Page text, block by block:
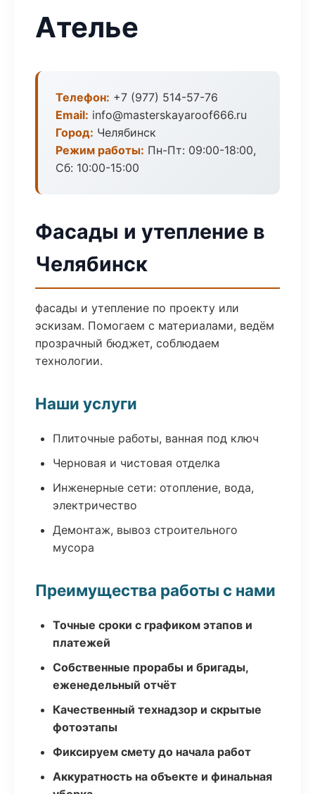
Ателье
Телефон: +7 (977) 514-57-76
Email: info@masterskayaroof666.ru
Город: Челябинск
Режим работы: Пн-Пт: 09:00-18:00,
Сб: 10:00-15:00
Фасады и утепление в
Челябинск
фасады и утепление по проекту или
эскизам. Помогаем с материалами, ведём
прозрачный бюджет, соблюдаем
технологии.
Наши услуги
Плиточные работы, ванная под ключ
Черновая и чистовая отделка
Инженерные сети: отопление, вода,
электричество
Демонтаж, вывоз строительного
мусора
Преимущества работы с нами
Точные сроки с графиком этапов и
платежей
Собственные прорабы и бригады,
еженедельный отчёт
Качественный технадзор и скрытые
фотоэтапы
Фиксируем смету до начала работ
Аккуратность на объекте и финальная